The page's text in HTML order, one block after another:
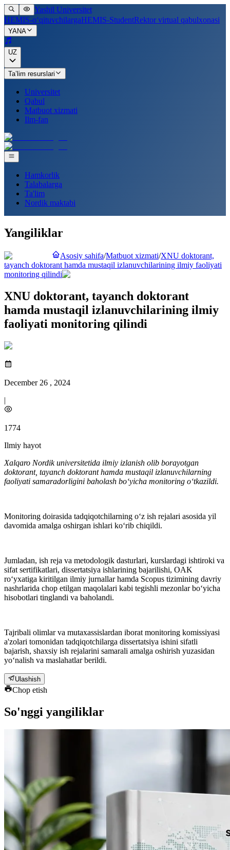
Yashil Universitet
HEMIS-o‘qituvchilargaHEMIS-StudentRektor virtual qabulxonasi
YANA
UZ
Ta’lim resurslari
Universitet
Qabul
Matbuot xizmati
Ilm-fan
Hamkorlik
Talabalarga
Ta'lim
Nordik maktabi
Yangiliklar
Asosiy sahifa/Matbuot xizmati/XNU doktorant,
tayanch doktorant hamda mustaqil izlanuvchilarining ilmiy faoliyati
monitoring qilindi
XNU doktorant, tayanch doktorant
hamda mustaqil izlanuvchilarining ilmiy
faoliyati monitoring qilindi
December 26 , 2024
|
1774
Ilmiy hayot
Xalqaro Nordik universitetida ilmiy izlanish olib borayotgan
doktorant, tayanch doktorant hamda mustaqil izlanuvchilarning
faoliyati samaradorligini baholash bo‘yicha monitoring o‘tkazildi.
Monitoring doirasida tadqiqotchilarning o‘z ish rejalari asosida yil
davomida amalga oshirgan ishlari ko‘rib chiqildi.
Jumladan, ish reja va metodologik dasturlari, kurslardagi ishtiroki va
sifat sertifikatlari, dissertatsiya ishlarining bajarilishi, OAK
ro‘yxatiga kiritilgan ilmiy jurnallar hamda Scopus tizimining davriy
nashrlarida chop etilgan maqolalari kabi tegishli mezonlar bo‘yicha
hisobotlari tinglandi va baholandi.
Tajribali olimlar va mutaxassislardan iborat monitoring komissiyasi
a'zolari tomonidan tadqiqotchilarga dissertatsiya ishini sifatli
bajarish, shaxsiy ish rejalarini samarali amalga oshirish yuzasidan
yo‘nalish va maslahatlar berildi.
Ulashish
Chop etish
So'nggi yangiliklar